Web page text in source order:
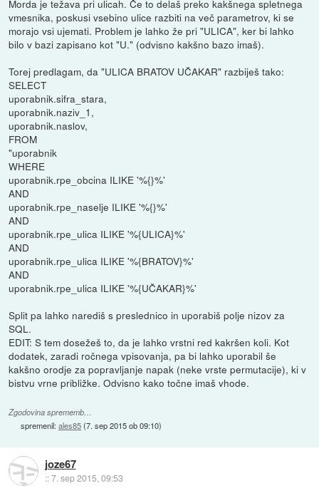
Morda je težava pri ulicah. Če to delaš preko kakšnega spletnega
vmesnika, poskusi vsebino ulice razbiti na več parametrov, ki se
morajo vsi ujemati. Problem je lahko že pri "ULICA", ker bi lahko
bilo v bazi zapisano kot "U." (odvisno kakšno bazo imaš).
Torej predlagam, da "ULICA BRATOV UČAKAR" razbiješ tako:
SELECT
uporabnik.sifra_stara,
uporabnik.naziv_1,
uporabnik.naslov,
FROM
"uporabnik
WHERE
uporabnik.rpe_obcina ILIKE '%{}%'
AND
uporabnik.rpe_naselje ILIKE '%{}%'
AND
uporabnik.rpe_ulica ILIKE '%{ULICA}%'
AND
uporabnik.rpe_ulica ILIKE '%{BRATOV}%'
AND
uporabnik.rpe_ulica ILIKE '%{UČAKAR}%'
Split pa lahko narediš s preslednico in uporabiš polje nizov za
SQL.
EDIT: S tem dosežeš to, da je lahko vrstni red kakršen koli. Kot
dodatek, zaradi ročnega vpisovanja, pa bi lahko uporabil še
kakšno orodje za popravljanje napak (neke vrste permutacije), ki v
bistvu vrne približke. Odvisno kako točne imaš vhode.
Zgodovina sprememb…
spremenil:ales85(7. sep 2015 ob 09:10)
joze67
::7. sep 2015, 09:53